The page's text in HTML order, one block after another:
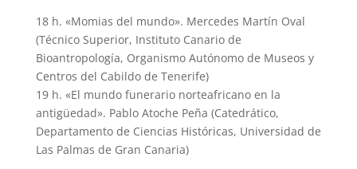
18 h. «Momias del mundo». Mercedes Martín Oval
(Técnico Superior, Instituto Canario de
Bioantropología, Organismo Autónomo de Museos y
Centros del Cabildo de Tenerife)
19 h. «El mundo funerario norteafricano en la
antigüedad». Pablo Atoche Peña (Catedrático,
Departamento de Ciencias Históricas, Universidad de
Las Palmas de Gran Canaria)